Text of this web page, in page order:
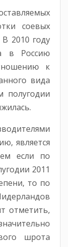
соевых
В 2010 году
в Россию
к
вида
полугодии
является
если по
2011
то по
отметить,
шрота